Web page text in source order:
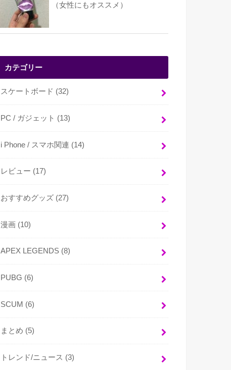
（女性にもオススメ）
カテゴリー
スケートボード (32)
PC / ガジェット (13)
i Phone / スマホ関連 (14)
レビュー (17)
おすすめグッズ (27)
漫画 (10)
APEX LEGENDS (8)
PUBG (6)
SCUM (6)
まとめ (5)
トレンド/ニュース (3)